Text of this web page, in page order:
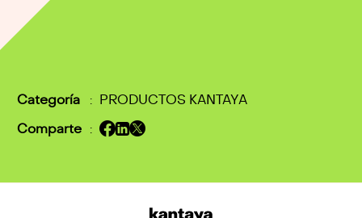
Categoría : PRODUCTOS KANTAYA
Comparte :